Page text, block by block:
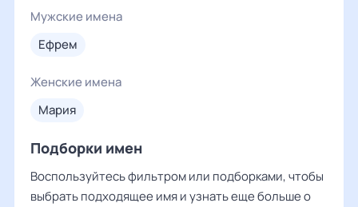
Мужские имена
ефрем
Женские имена
мария
Подборки имен
Воспользуйтесь фильтром или подборками, чтобы
выбрать подходящее имя и узнать еще больше о